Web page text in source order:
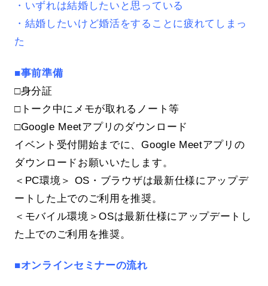
・いずれは結婚したいと思っている
・結婚したいけど婚活をすることに疲れてしまっ
た
■事前準備
□身分証
□トーク中にメモが取れるノート等
□Google Meetアプリのダウンロード
イベント受付開始までに、Google Meetアプリの
ダウンロードお願いいたします。
＜PC環境＞ OS・ブラウザは最新仕様にアップデ
ートした上でのご利用を推奨。
＜モバイル環境＞OSは最新仕様にアップデートし
た上でのご利用を推奨。
■オンラインセミナーの流れ